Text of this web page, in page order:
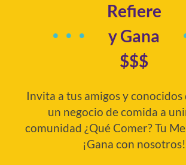
Refiere
y Gana
$$$
Invita a tus amigos y conocidos
un negocio de comida a
comunidad ¿Qué Comer? Tu
¡Gana con nosotros!